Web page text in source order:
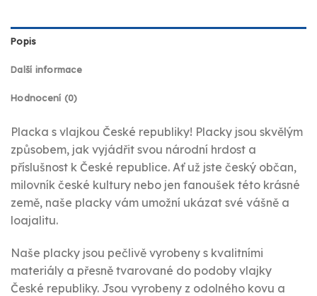
Popis
Další informace
Hodnocení (0)
Placka s vlajkou České republiky! Placky jsou skvělým
způsobem, jak vyjádřit svou národní hrdost a
příslušnost k České republice. Ať už jste český občan,
milovník české kultury nebo jen fanoušek této krásné
země, naše placky vám umožní ukázat své vášně a
loajalitu.
Naše placky jsou pečlivě vyrobeny s kvalitními
materiály a přesně tvarované do podoby vlajky
České republiky. Jsou vyrobeny z odolného kovu a